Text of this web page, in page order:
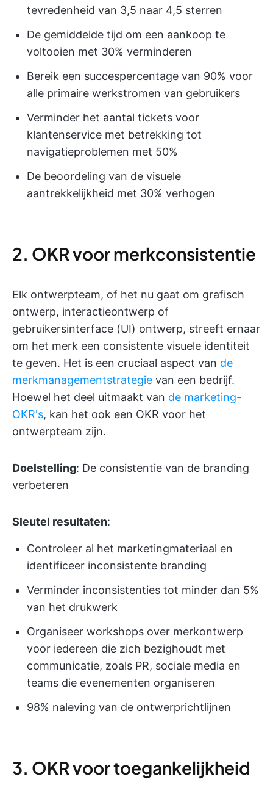
tevredenheid van 3,5 naar 4,5 sterren
De gemiddelde tijd om een aankoop te
voltooien met 30% verminderen
Bereik een succespercentage van 90% voor
alle primaire werkstromen van gebruikers
Verminder het aantal tickets voor
klantenservice met betrekking tot
navigatieproblemen met 50%
De beoordeling van de visuele
aantrekkelijkheid met 30% verhogen
2. OKR voor merkconsistentie
Elk ontwerpteam, of het nu gaat om grafisch
ontwerp, interactieontwerp of
gebruikersinterface (UI) ontwerp, streeft ernaar
om het merk een consistente visuele identiteit
te geven. Het is een cruciaal aspect van de
merkmanagementstrategie van een bedrijf.
Hoewel het deel uitmaakt van de marketing-
OKR's, kan het ook een OKR voor het
ontwerpteam zijn.
Doelstelling: De consistentie van de branding
verbeteren
Sleutel resultaten:
Controleer al het marketingmateriaal en
identificeer inconsistente branding
Verminder inconsistenties tot minder dan 5%
van het drukwerk
Organiseer workshops over merkontwerp
voor iedereen die zich bezighoudt met
communicatie, zoals PR, sociale media en
teams die evenementen organiseren
98% naleving van de ontwerprichtlijnen
3. OKR voor toegankelijkheid